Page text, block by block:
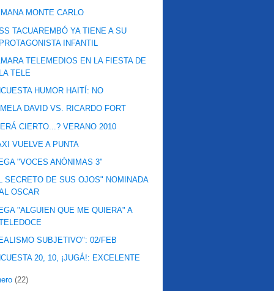
MONTE CARLO
TACUAREMBÓ YA TIENE A SU
INFANTIL
TELEMEDIOS EN LA FIESTA DE
TELE
HUMOR HAITÍ: NO
DAVID VS. RICARDO FORT
CIERTO...? VERANO 2010
VUELVE A PUNTA
"VOCES ANÓNIMAS 3"
SECRETO DE SUS OJOS" NOMINADA
OSCAR
"ALGUIEN QUE ME QUIERA" A
SUBJETIVO": 02/FEB
20, 10, ¡JUGÁ!: EXCELENTE
(22)